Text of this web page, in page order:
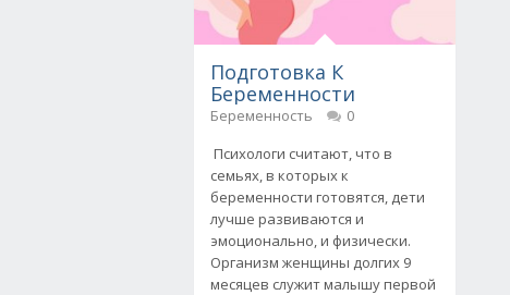
Подготовка К
Беременности
Беременность
0
Психологи считают, что в
семьях, в которых к
беременности готовятся, дети
лучше развиваются и
эмоционально, и физически.
Организм женщины долгих 9
месяцев служит малышу первой